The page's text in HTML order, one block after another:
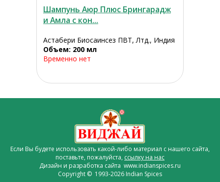
Шампунь Аюр Плюс Брингарадж
и Амла с кон...
Астабери Биосаинсез ПВТ, Лтд., Индия
Объем: 200 мл
Временно нет
Если Вы будете использовать какой-либо материал с нашего сайта,
поставьте, пожалуйста, ссылку на нас
Дизайн и разработка сайта www.indianspices.ru
Copyright © 1993-2026 Indian Spices